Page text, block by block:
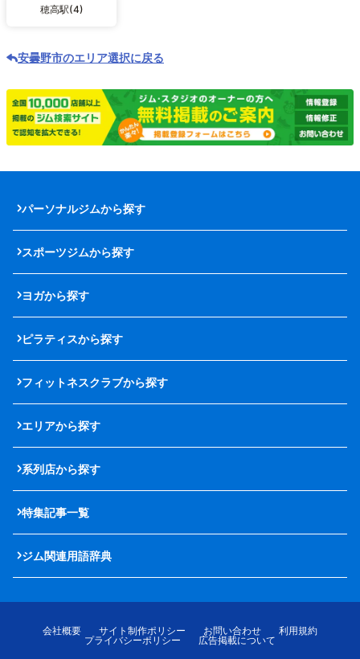
穂高駅(4)
安曇野市のエリア選択に戻る
パーソナルジムから探す
スポーツジムから探す
ヨガから探す
ピラティスから探す
フィットネスクラブから探す
エリアから探す
系列店から探す
特集記事一覧
ジム関連用語辞典
会社概要 サイト制作ポリシー お問い合わせ
利用規約
プライバシーポリシー
広告掲載について